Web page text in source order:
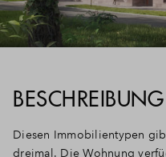
BESCHREIBUNG
Diesen Immobilientypen
dreimal. Die Wohnung